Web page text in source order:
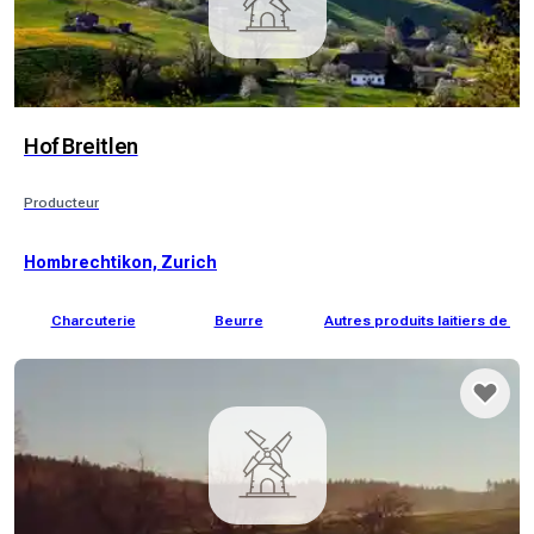
Hof Breitlen
Producteur
Hombrechtikon, Zurich
Charcuterie Beurre Autres produits laitiers de